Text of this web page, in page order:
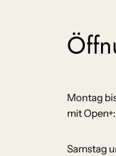
Montag
mit Open+:
Samstag